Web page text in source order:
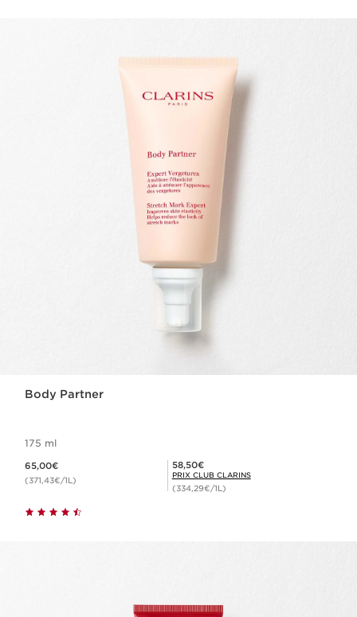
Body Partner
175 ml
65,00€
(371,43€/1L)
Prix Club Clarins 58,50€
58,50€
PRIX CLUB CLARINS
(334,29€/1L)